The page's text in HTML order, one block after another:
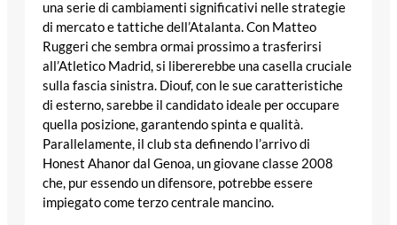
una serie di cambiamenti significativi nelle strategie
di mercato e tattiche dell’Atalanta. Con Matteo
Ruggeri che sembra ormai prossimo a trasferirsi
all’Atletico Madrid, si libererebbe una casella cruciale
sulla fascia sinistra. Diouf, con le sue caratteristiche
di esterno, sarebbe il candidato ideale per occupare
quella posizione, garantendo spinta e qualità.
Parallelamente, il club sta definendo l’arrivo di
Honest Ahanor dal Genoa, un giovane classe 2008
che, pur essendo un difensore, potrebbe essere
impiegato come terzo centrale mancino.